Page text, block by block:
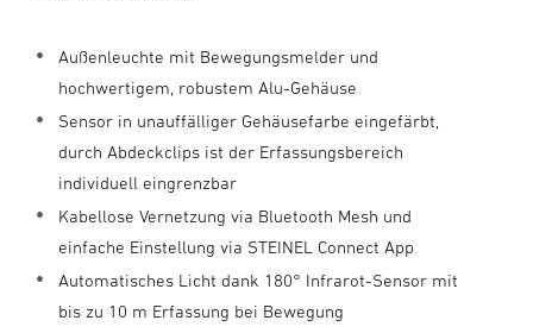
Außenleuchte mit Bewegungsmelder und
hochwertigem, robustem Alu-Gehäuse
Sensor in unauffälliger Gehäusefarbe eingefärbt,
durch Abdeckclips ist der Erfassungsbereich
individuell eingrenzbar
Kabellose Vernetzung via Bluetooth Mesh und
einfache Einstellung via STEINEL Connect App
Automatisches Licht dank 180° Infrarot-Sensor mit
bis zu 10 m Erfassung bei Bewegung